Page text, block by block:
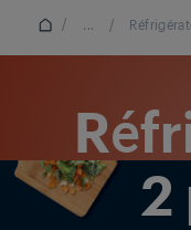
/ ... /
2